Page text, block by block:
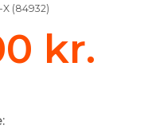
X (84932)
kr.